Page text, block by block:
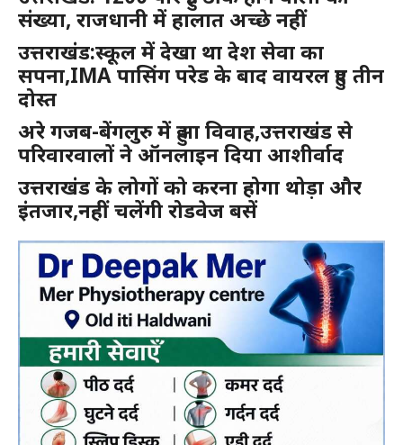
संख्या, राजधानी में हालात अच्छे नहीं
उत्तराखंड:स्कूल में देखा था देश सेवा का
सपना,IMA पासिंग परेड के बाद वायरल हुए तीन
दोस्त
अरे गजब-बेंगलुरु में हुआ विवाह,उत्तराखंड से
परिवारवालों ने ऑनलाइन दिया आशीर्वाद
उत्तराखंड के लोगों को करना होगा थोड़ा और
इंतजार,नहीं चलेंगी रोडवेज बसें